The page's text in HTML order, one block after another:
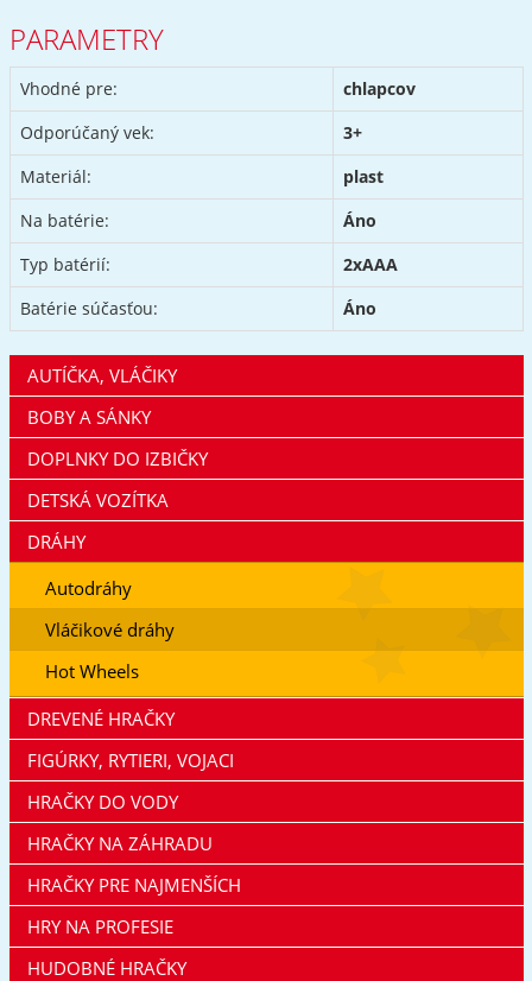
PARAMETRY
Vhodné pre:
chlapcov
Odporúčaný vek:
3+
Materiál:
plast
Na batérie:
Áno
Typ batérií:
2xAAA
Batérie súčasťou:
Áno
AUTÍČKA, VLÁČIKY
BOBY A SÁNKY
DOPLNKY DO IZBIČKY
DETSKÁ VOZÍTKA
DRÁHY
Autodráhy
Vláčikové dráhy
Hot Wheels
DREVENÉ HRAČKY
FIGÚRKY, RYTIERI, VOJACI
HRAČKY DO VODY
HRAČKY NA ZÁHRADU
HRAČKY PRE NAJMENŠÍCH
HRY NA PROFESIE
HUDOBNÉ HRAČKY